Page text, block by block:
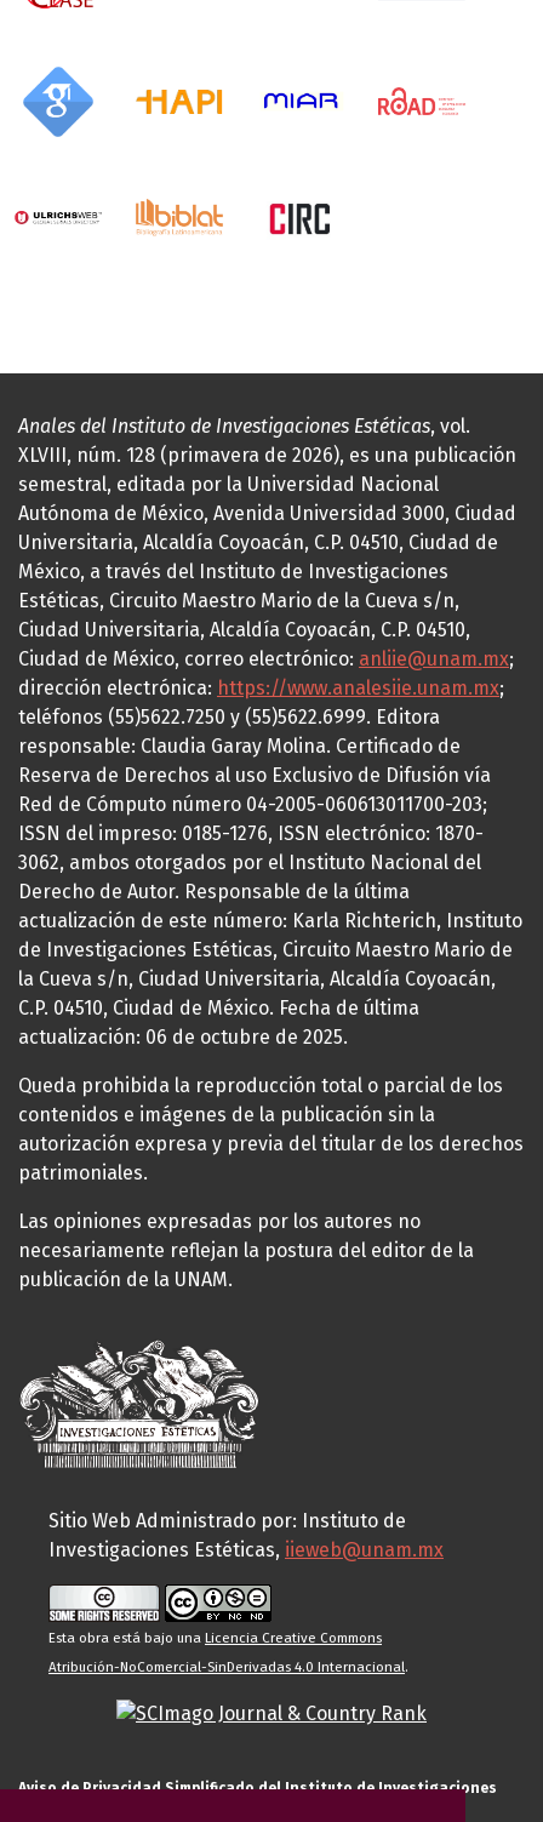
Anales del Instituto de Investigaciones Estéticas, vol.
XLVIII, núm. 128 (primavera de 2026), es una publicación
semestral, editada por la Universidad Nacional
Autónoma de México, Avenida Universidad 3000, Ciudad
Universitaria, Alcaldía Coyoacán, C.P. 04510, Ciudad de
México, a través del Instituto de Investigaciones
Estéticas, Circuito Maestro Mario de la Cueva s/n,
Ciudad Universitaria, Alcaldía Coyoacán, C.P. 04510,
Ciudad de México, correo electrónico: anliie@unam.mx;
dirección electrónica: https://www.analesiie.unam.mx;
teléfonos (55)5622.7250 y (55)5622.6999. Editora
responsable: Claudia Garay Molina. Certificado de
Reserva de Derechos al uso Exclusivo de Difusión vía
Red de Cómputo número 04-2005-060613011700-203;
ISSN del impreso: 0185-1276, ISSN electrónico: 1870-
3062, ambos otorgados por el Instituto Nacional del
Derecho de Autor. Responsable de la última
actualización de este número: Karla Richterich, Instituto
de Investigaciones Estéticas, Circuito Maestro Mario de
la Cueva s/n, Ciudad Universitaria, Alcaldía Coyoacán,
C.P. 04510, Ciudad de México. Fecha de última
actualización: 06 de octubre de 2025.
Queda prohibida la reproducción total o parcial de los
contenidos e imágenes de la publicación sin la
autorización expresa y previa del titular de los derechos
patrimoniales.
Las opiniones expresadas por los autores no
necesariamente reflejan la postura del editor de la
publicación de la UNAM.
Sitio Web Administrado por: Instituto de
Investigaciones Estéticas, iieweb@unam.mx
Esta obra está bajo una Licencia Creative Commons
Atribución-NoComercial-SinDerivadas 4.0 Internacional.
Aviso de Privacidad Simplificado del Instituto de Investigaciones